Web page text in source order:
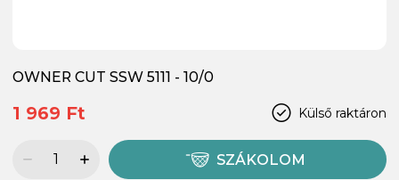
OWNER CUT SSW 5111 - 10/0
Külső raktáron
1 969 Ft
SZÁKOLOM